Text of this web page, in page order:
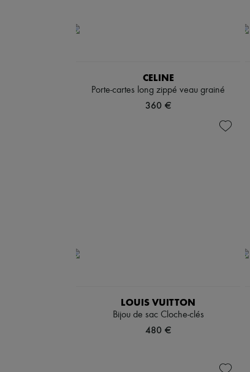
CELINE
Porte-cartes long zippé veau grainé
360 €
LOUIS VUITTON
Bijou de sac Cloche-clés
480 €